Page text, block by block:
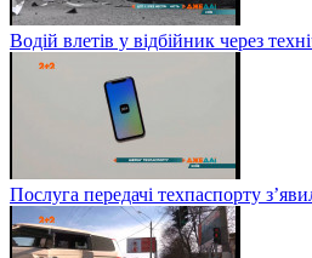
Водій влетів у відбійник через
Послуга передачі техпаспорту